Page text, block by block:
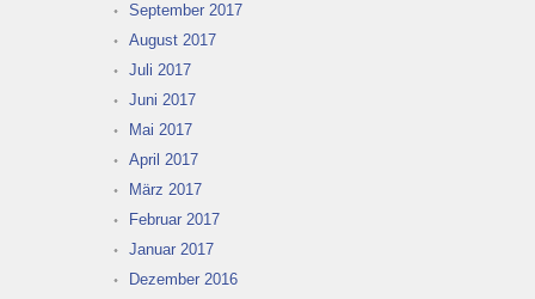
September 2017
August 2017
Juli 2017
Juni 2017
Mai 2017
April 2017
März 2017
Februar 2017
Januar 2017
Dezember 2016